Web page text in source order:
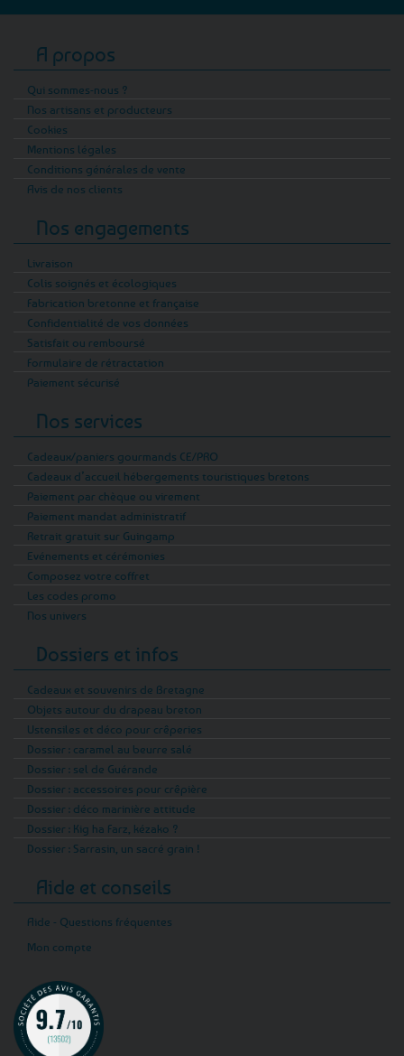
A propos
Qui sommes-nous ?
Nos artisans et producteurs
Cookies
Mentions légales
Conditions générales de vente
Avis de nos clients
Nos engagements
Livraison
Colis soignés et écologiques
Fabrication bretonne et française
Confidentialité de vos données
Satisfait ou remboursé
Formulaire de rétractation
Paiement sécurisé
Nos services
Cadeaux/paniers gourmands CE/PRO
Cadeaux d’accueil hébergements touristiques bretons
Paiement par chèque ou virement
Paiement mandat administratif
Retrait gratuit sur Guingamp
Evénements et cérémonies
Composez votre coffret
Les codes promo
Nos univers
Dossiers et infos
Cadeaux et souvenirs de Bretagne
Objets autour du drapeau breton
Ustensiles et déco pour crêperies
Dossier : caramel au beurre salé
Dossier : sel de Guérande
Dossier : accessoires pour crêpière
Dossier : déco marinière attitude
Dossier : Kig ha Farz, kézako ?
Dossier : Sarrasin, un sacré grain !
Aide et conseils
Aide - Questions fréquentes
Mon compte